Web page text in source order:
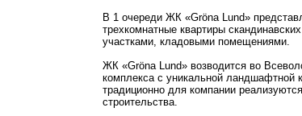
В 1 очереди ЖК «Gröna Lund»
трехкомнатные квартиры
участками, кладовыми помещениями.
ЖК «Gröna Lund» возводится во
комплекса с уникальной ландшафтной
традиционно для компании
строительства.